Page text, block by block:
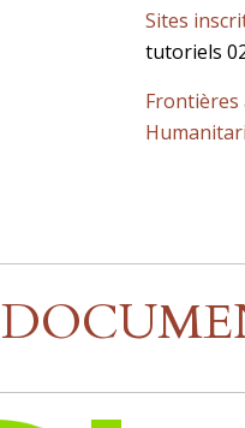
Sites
tutoriels